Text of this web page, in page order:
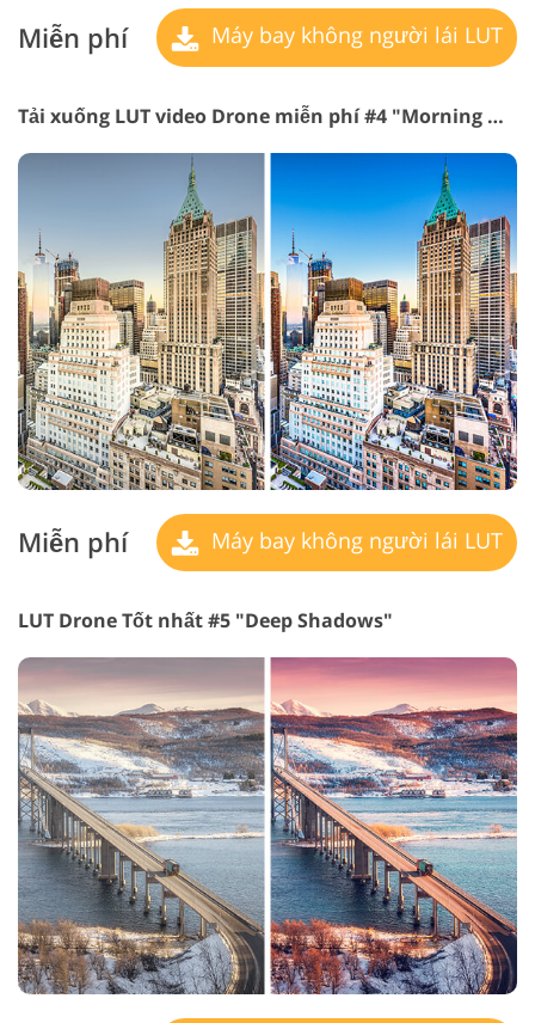
Miễn phí Máy bay không người lái LUT
Tải xuống LUT video Drone miễn phí #4 "Morning Nature"
Miễn phí Máy bay không người lái LUT
LUT Drone Tốt nhất #5 "Deep Shadows"